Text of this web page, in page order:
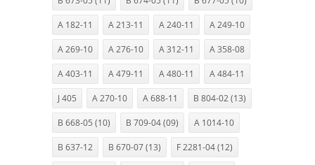
A 182-11 A 213-11 A 240-11 A 249-10
A 269-10 A 276-10 A 312-11 A 358-08
A 403-11 A 479-11 A 480-11 A 484-11
J 405 A 270-10 A 688-11 B 804-02 (13)
B 668-05 (10) B 709-04 (09) A 1014-10
B 637-12 B 670-07 (13) F 2281-04 (12)